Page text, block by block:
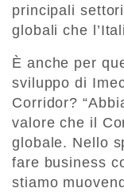
principali
globali che
È anche per
sviluppo di
Corridor?
valore che il
globale. Nello
fare business
stiamo